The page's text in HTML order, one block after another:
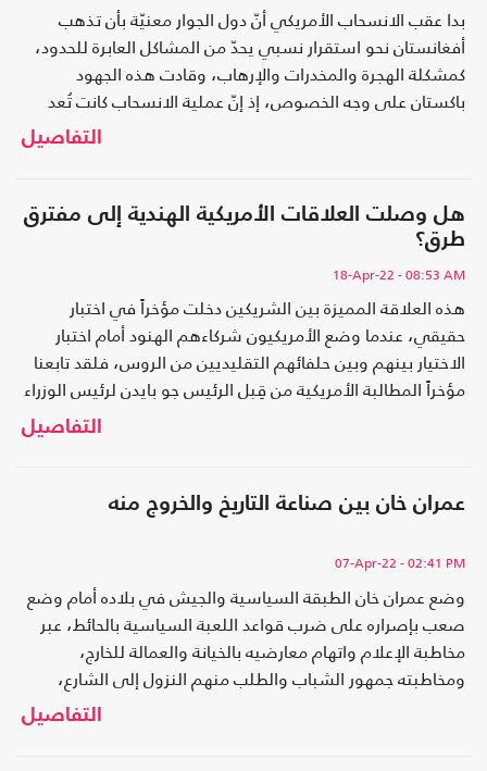
بدا عقب الانسحاب الأمريكي أنّ دول الجوار معنيّة بأن تذهب
أفغانستان نحو استقرار نسبي يحدّ من المشاكل العابرة للحدود،
كمشكلة الهجرة والمخدرات والإرهاب، وقادت هذه الجهود
باكستان على وجه الخصوص، إذ إنّ عملية الانسحاب كانت تُعد
التفاصيل
هل وصلت العلاقات الأمريكية الهندية إلى مفترق
طرق؟
18-Apr-22 - 08:53 AM
هذه العلاقة المميزة بين الشريكين دخلت مؤخراً في اختبار
حقيقي، عندما وضع الأمريكيون شركاءهم الهنود أمام اختبار
الاختيار بينهم وبين حلفائهم التقليديين من الروس، فلقد تابعنا
مؤخراً المطالبة الأمريكية من قِبل الرئيس جو بايدن لرئيس الوزراء
الهندي مودي بأن يتم تخفيض كميات النفط التي تستوردهاالتفاصيل
عمران خان بين صناعة التاريخ والخروج منه
07-Apr-22 - 02:41 PM
وضع عمران خان الطبقة السياسية والجيش في بلاده أمام وضع
صعب بإصراره على ضرب قواعد اللعبة السياسية بالحائط، عبر
مخاطبة الإعلام واتهام معارضيه بالخيانة والعمالة للخارج،
ومخاطبته جمهور الشباب والطلب منهم النزول إلى الشارع،
واستحضار العاطفة الدينية والوطنية عند عموم الشعبالتفاصيل